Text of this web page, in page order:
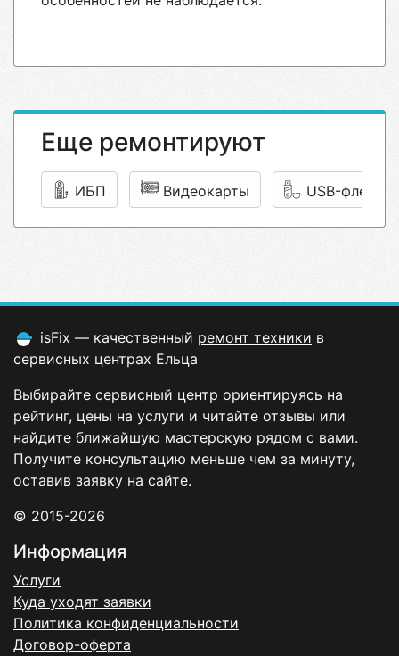
Еще ремонтируют
ИБП Видеокарты USB-флешки
isFix — качественный ремонт техники в
сервисных центрах Ельца
Выбирайте сервисный центр ориентируясь на
рейтинг, цены на услуги и читайте отзывы или
найдите ближайшую мастерскую рядом с вами.
Получите консультацию меньше чем за минуту,
оставив заявку на сайте.
© 2015-2026
Информация
Услуги
Куда уходят заявки
Политика конфиденциальности
Договор-оферта